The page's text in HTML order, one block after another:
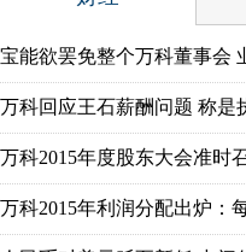
宝能欲罢免整个万科董事会
万科回应王石薪酬问题 称是
万科2015年度股东大会准时
万科2015年利润分配出炉：